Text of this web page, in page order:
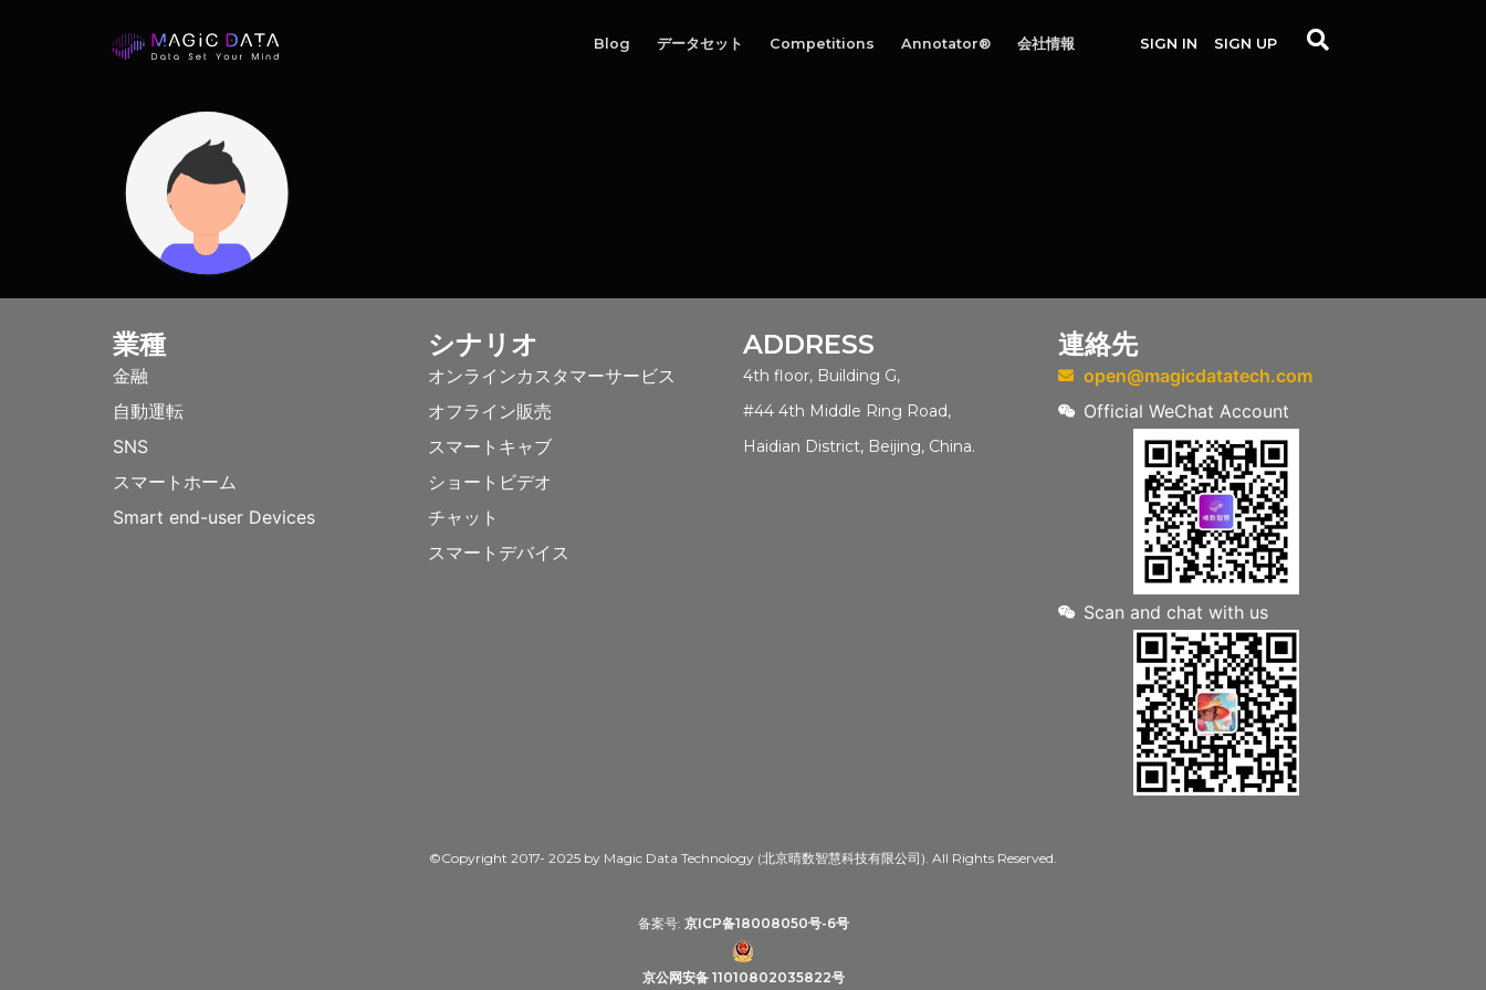
Blog データセット Competitions Annotator® 会社情報 SIGN IN SIGN UP
業種
金融
自動運転
SNS
スマートホーム
Smart end-user Devices
シナリオ
オンラインカスタマーサービス
オフライン販売
スマートキャブ
ショートビデオ
チャット
スマートデバイス
ADDRESS
4th floor, Building G,
#44 4th Middle Ring Road,
Haidian District, Beijing, China.
連絡先
open@magicdatatech.com
Official WeChat Account
Scan and chat with us
©Copyright 2017- 2025 by Magic Data Technology (北京晴数智慧科技有限公司). All Rights Reserved.
备案号: 京ICP备18008050号-6号
京公网安备 11010802035822号